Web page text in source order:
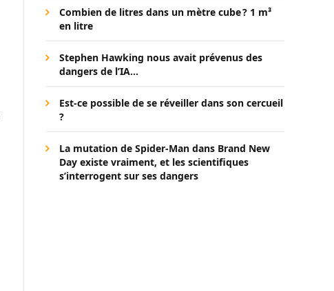
Combien de litres dans un mètre cube ? 1 m³
en litre
Stephen Hawking nous avait prévenus des
dangers de l’IA…
Est-ce possible de se réveiller dans son cercueil
?
La mutation de Spider-Man dans Brand New
Day existe vraiment, et les scientifiques
s’interrogent sur ses dangers